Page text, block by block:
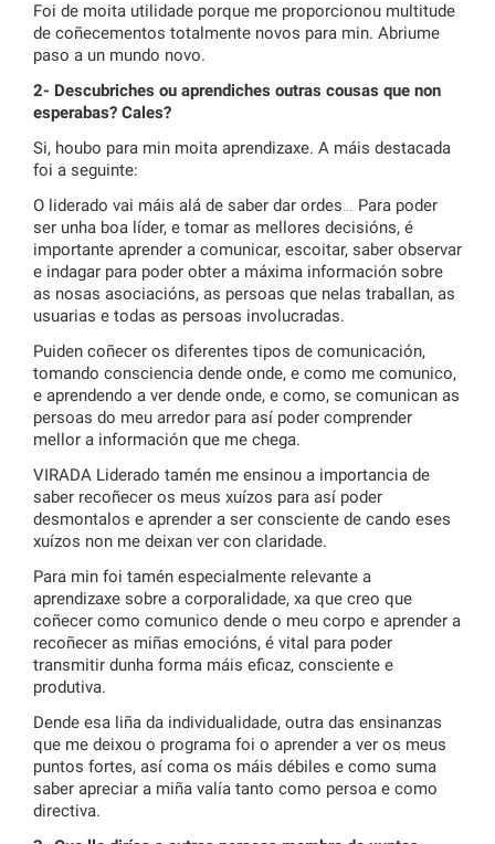
Foi de moita utilidade porque me proporcionou multitude
de coñecementos totalmente novos para min. Abriume
paso a un mundo novo.
2- Descubriches ou aprendiches outras cousas que non
esperabas? Cales?
Si, houbo para min moita aprendizaxe. A máis destacada
foi a seguinte:
O liderado vai máis alá de saber dar ordes… Para poder
ser unha boa líder, e tomar as mellores decisións, é
importante aprender a comunicar, escoitar, saber observar
e indagar para poder obter a máxima información sobre
as nosas asociacións, as persoas que nelas traballan, as
usuarias e todas as persoas involucradas.
Puiden coñecer os diferentes tipos de comunicación,
tomando consciencia dende onde, e como me comunico,
e aprendendo a ver dende onde, e como, se comunican as
persoas do meu arredor para así poder comprender
mellor a información que me chega.
VIRADA Liderado tamén me ensinou a importancia de
saber recoñecer os meus xuízos para así poder
desmontalos e aprender a ser consciente de cando eses
xuízos non me deixan ver con claridade.
Para min foi tamén especialmente relevante a
aprendizaxe sobre a corporalidade, xa que creo que
coñecer como comunico dende o meu corpo e aprender a
recoñecer as miñas emocións, é vital para poder
transmitir dunha forma máis eficaz, consciente e
produtiva.
Dende esa liña da individualidade, outra das ensinanzas
que me deixou o programa foi o aprender a ver os meus
puntos fortes, así coma os máis débiles e como suma
saber apreciar a miña valía tanto como persoa e como
directiva.